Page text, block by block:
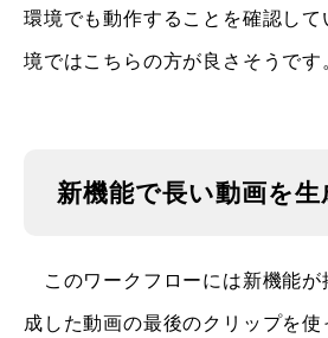
環境でも動作することを確認して
境ではこちらの方が良さそうです
新機能で長い動画を生
このワークフローには新機能が
成した動画の最後のクリップを